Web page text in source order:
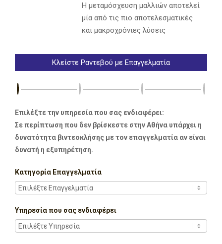
Η μεταμόσχευση μαλλιών αποτελεί
μία από τις πιο αποτελεσματικές
και μακροχρόνιες λύσεις
Κλείστε Ραντεβού με Επαγγελματία
Επιλέξτε την υπηρεσία που σας ενδιαφέρει:
Σε περίπτωση που δεν βρίσκεστε στην Αθήνα υπάρχει η
δυνατότητα βιντεοκλήσης με τον επαγγελματία αν είναι
δυνατή η εξυπηρέτηση.
Κατηγορία Επαγγελματία
Υπηρεσία που σας ενδιαφέρει